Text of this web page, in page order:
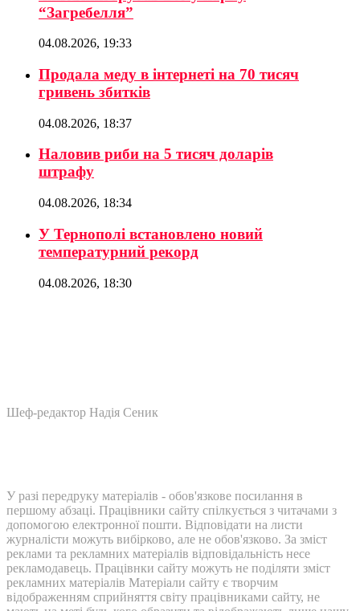
“Загребелля”
04.08.2026, 19:33
Продала меду в інтернеті на 70 тисяч
гривень збитків
04.08.2026, 18:37
Наловив риби на 5 тисяч доларів
штрафу
04.08.2026, 18:34
У Тернополі встановлено новий
температурний рекорд
04.08.2026, 18:30
Шеф-редактор Надія Сеник
У разі передруку матеріалів - обов'язкове посилання в
першому абзаці. Працівники сайту спілкується з читачами з
допомогою електронної пошти. Відповідати на листи
журналісти можуть вибірково, але не обов'язково. За зміст
реклами та рекламних матеріалів відповідальність несе
рекламодавець. Працівнки сайту можуть не поділяти зміст
рекламних матеріалів Матеріали сайту є творчим
відображенням сприйняття світу працівниками сайту, не